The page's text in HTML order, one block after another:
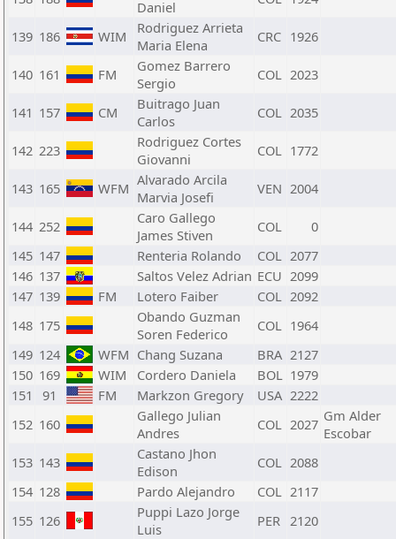
Daniel
139 186 WIM
Rodriguez Arrieta
Maria Elena
CRC 1926
140 161 FM
Gomez Barrero
Sergio
COL 2023
141 157 CM
Buitrago Juan
Carlos
COL 2035
142 223
Rodriguez Cortes
Giovanni
COL 1772
143 165 WFM Alvarado Arcila
Marvia Josefi
VEN 2004
144 252
Caro Gallego
James Stiven
COL
0
145 147 Renteria Rolando COL 2077
146 137 Saltos Velez Adrian ECU 2099
147 139 FM Lotero Faiber COL 2092
148 175
Obando Guzman
Soren Federico
COL 1964
149 124 WFM Chang Suzana BRA 2127
150 169 WIM Cordero Daniela BOL 1979
151
91 FM Markzon Gregory USA 2222
152 160
Gallego Julian
Andres
COL 2027 Gm Alder
Escobar
153 143
Castano Jhon
Edison
COL 2088
154 128 Pardo Alejandro COL 2117
155 126
Puppi Lazo Jorge
Luis
PER 2120